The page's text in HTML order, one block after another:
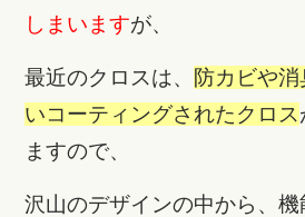
しまいますが、
最近のクロスは、 防カビや
いコーティングされたクロス
ますので、
沢山のデザインの中から、